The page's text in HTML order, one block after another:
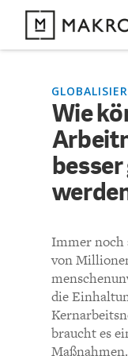
Unser
Wie
Immer noch
von
die
braucht es
KOMMENTARE
Wie
besser
Richtlinien